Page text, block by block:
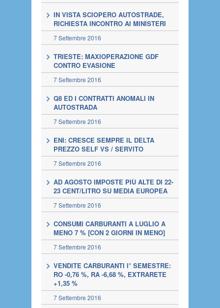
IN VISTA SCIOPERO AUTOSTRADE,
RICHIESTA INCONTRO AI MINISTERI
7 Settembre 2016
TRIESTE: MAXIOPERAZIONE GDF
CONTRO EVASIONE
7 Settembre 2016
Q8 ED I CONTRATTI ANOMALI IN
AUTOSTRADA
7 Settembre 2016
ENI: CRESCE SEMPRE IL DELTA
PREZZO SELF VS / SERVITO
7 Settembre 2016
AD AGOSTO IMPOSTE PIÙ ALTE DI 22-
23 CENT/LITRO SU MEDIA EUROPEA
7 Settembre 2016
CONSUMI CARBURANTI A LUGLIO A
MENO 7 % [CON 2 GIORNI IN MENO]
7 Settembre 2016
VENDITE CARBURANTI I° SEMESTRE:
RO -0,76 %, RA -6,68 %, EXTRARETE
+1,35 %
7 Settembre 2016